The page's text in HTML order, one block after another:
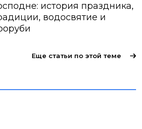
история праздника,
водосвятие и
Еще статьи по этой теме